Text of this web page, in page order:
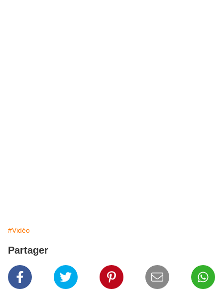
#Vidéo
Partager